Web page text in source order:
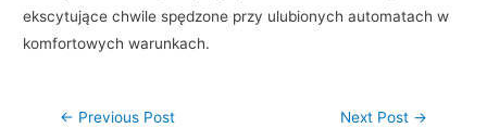
ekscytujące chwile spędzone przy ulubionych automatach w
komfortowych warunkach.
← Previous Post Next Post →